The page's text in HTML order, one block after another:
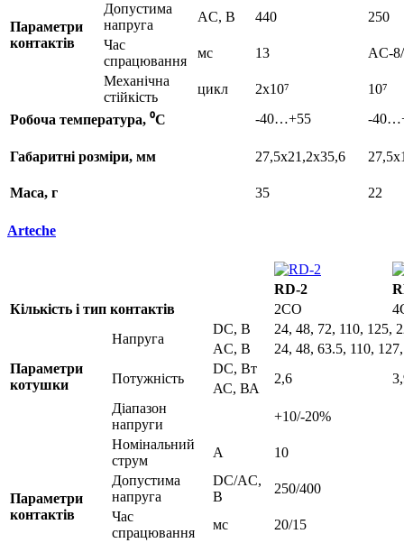
Параметри
контактів
Допустима
напруга
AC, В 440
250
Час
спрацювання
мс 13
AC-
Механічна
стійкість
цикл 2x10⁷
10⁷
Робоча температура, ⁰С
-40…+55 -
Габаритні розміри, мм 27,5x21,2x35,6
Маса, г 35 22
Arteche
RD-2
Кількість і тип контактів
2CO
Параметри
котушки
Напруга
DC, B
24, 48, 72, 110, 125,
AC, B
24, 48, 63.5, 110,
Потужність
DC, Вт
2,6
АС, ВА
Діапазон
напруги
+10/-20%
Параметри
контактів
Номінальний
струм
A
10
Допустима
напруга
DC/AC,
В
250/400
Час
спрацювання
мс
20/15